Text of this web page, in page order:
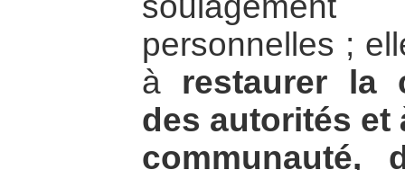
personnelles ;
à restaurer la
des autorités et
communauté,